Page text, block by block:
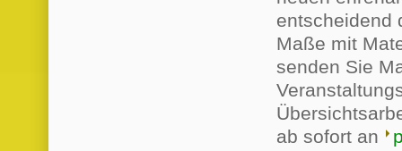
entscheidend
Maße mit
senden Sie
ab sofort an